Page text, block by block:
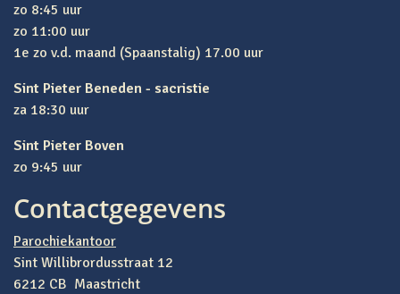
zo 8:45 uur
zo 11:00 uur
1e zo v.d. maand (Spaanstalig) 17.00 uur
Sint Pieter Beneden - sacristie
za 18:30 uur
Sint Pieter Boven
zo 9:45 uur
Contactgegevens
Parochiekantoor
Sint Willibrordusstraat 12
6212 CB Maastricht